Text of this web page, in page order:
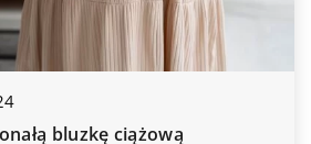
technologii, modelu